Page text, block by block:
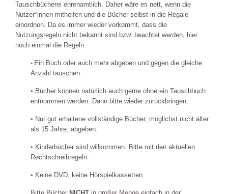
Tauschbücherei ehrenamtlich. Daher wäre es nett, wenn die
Nutzer*innen mithelfen und die Bücher selbst in die Regale
einordnen. Da es immer wieder vorkommt, dass die
Nutzungsregeln nicht bekannt sind bzw. beachtet werden, hier
noch einmal die Regeln:
• Ein Buch oder auch mehr abgeben und gegen die gleiche
Anzahl tauschen.
• Bücher können natürlich auch gerne ohne ein Tauschbuch
entnommen werden. Dann bitte wieder zurückbringen.
• Nur gut erhaltene vollständige Bücher, möglichst nicht älter
als 15 Jahre, abgeben.
• Kinderbücher sind willkommen. Bitte mit den aktuellen
Rechtschreibregeln.
• Keine DVD, keine Hörspielkassetten